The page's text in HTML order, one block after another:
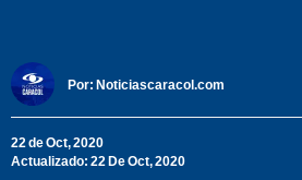
Por: Noticiascaracol.com
22 de Oct, 2020
Actualizado: 22 De Oct, 2020